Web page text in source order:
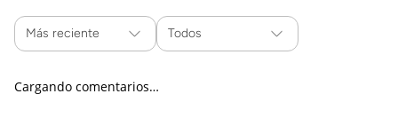
Más reciente Todos
Cargando comentarios…